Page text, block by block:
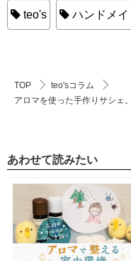
teo's ハンドメイ
TOP
teo'sコラム
アロマを使った手作りサシェ
あわせて読みたい